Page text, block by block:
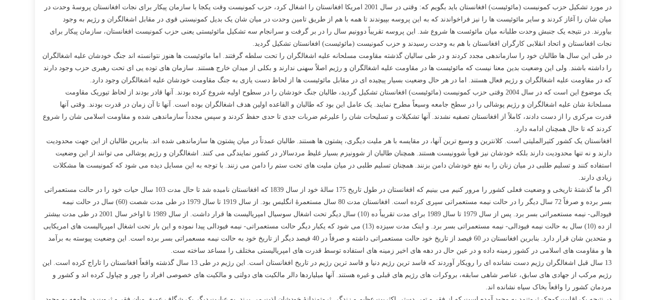
در مورد تشکیل حزب کمونیست (مائوئیست) افغانستان باید بگویم که: وقتی در سال 2001 امریکا افغانستان را اشغال کرد، حزب کمونیست وقت یکجا با سازمان پیکار برای نجات افغانستان پروسۀ وحدت در
میان شان را آغاز کردند و سایر مائوئیست ها را نیز فراخواندند که به این پروسه بپیوندند تا همه با هم از طریق تامین وحدت در میان شان یک بدیل کمونیستی قوی در مقابل اشغالگران و رژیم به وجود
بیاورند. در نتیجه یک جنبش وحدت طلبانه میان مائوئست ها شروع شد. این پروسه تقریباً دوونیم سال را در بر گرفت و سرانجام سه تشکیل مائوئیستی یعنی حزب کمونیست افغانستان، سازمان پیکار برای
نجات افغانستان و اتحاد انقلابی کارگران افغانستان با هم به وحدت رسیدند و حزب کمونیست (مائوئیست) افغانستان تشکیل گردید.
در طی این سال ها طالبان خود را سازماندهی مجدد کردند و در طی سالیان گذشته مقاومت مسلحانه علیه اشغالگران را تحت سلطه گرفتند. اما مائوئیست ها هنوز نتوانسته اند جنگ خودشان علیه اشغالگران
را داشته باشند. ولی این وضعیت بدین معنا نیست که مائوئیست ها در مقاومت علیه اشغالگران و رژیم اصلاً سهنی ندارند و بکلی از میدان خارج هستند. سازمان های توده یی ای تحت رهبری حزب وجود دارند
که در مقاومت علیه اشغالگران و رژیم فعال هستند. اما در هر حال وضعیت بسیار پیچیده ای در مقابل مائوئیست ها از لحاظ دست یازی به جنگ مقاومت خودشان علیه اشغالگران وجود دارد.
یک موضوع این است که در سال 2004 وقتی حزب کمونیست (مائوئیست) افغانستان تشکیل گردید، طالبان جنگ خودشان را در سطوح اولیه شروع کرده بودند. آنها قادر بودند از لحاظ تیوریک مقاومت
مسلحانۀ شان علیه اشغالگران و رژیم پوشالی را در سطح جامعه وسیعاً مطرح نمایند. یک عامل این بود که طالبان و القاعده اولین هدف اشغالگران بوده است. آنها تا آن زمان در قدرت بودند. وقتی آنها
قدرت مرکزی را از دست دادند، کاملاً از افغانستان تصفیه نشدند. آنها تشکیلات و تسلیحات شان را علیرغم ضربات جدی تا حدی حفظ کردند و سپس مجدداً سازماندهی شده و مقاومت اسلامی شان را شروع
کردند که تا حال همچنان ادامه دارد.
افغانستان یک کشور کثیرالملیتی است. کلانترین و وسیع ترین آنها، در مقایسه با هر ملیت دیگری، پشتون ها هستند. طالبان عمدتاً در میان پشتون ها سازماندهی شده اند. بنابرین طالبان از این جهت محدودیت
دارند و نه تنها محدودیت دارند بلکه خودشان نیز قویاً شوونیست هستند. همچنان طالبان از شوونیزم بسیار غلیظ مردسالار در کشور نمایندگی می کنند. اشغالگران و رژیم پوشالی می توانند از این وضعیت
استفاده کنند و تسلیم طلبی در میان زنان را به نفع خودشان دامن بزنند. همچنان تسلیم طلبی در میان ملیت های تحت ستم را دامن می زنند. با توجه به این مسایل دیده می شود که کمونیست ها مشکلات
زیادی دارند.
اگر ما گذشتۀ تاریخی و وضعیت فعلی کشور را مرور کنیم می بینیم که افغانستان در طول تاریخ 175 سالۀ خود از سال 1839 که افغانستان نامیده شد تا حال مدت 103 سال حیات خود را در حالت مستعمراتی
بسر برده و صرفاً 72 سال دیگر را در حالت نیمه مستعمراتی سپری کرده است. افغانستان مدت 80 سال مستعمرۀ انگلیس بود. از سال 1919 تا سال 1979 در طی مدت شصت (60) سال در حالت نیمه
فیودالی- نیمه مستعمراتی بسر برد. پس از سال 1979 تا سال 1989 برای مدت تقریباً ده (10) سال دیگر تحت اشغال سوسیال امپریالیست ها قرار داشت. از سال 1989 تا اواخر سال 2001 در طی مدت بیشتر
از ده (10) سال به حالت نیمه فیودالی- نیمه مستعمراتی بسر برد. و اینک مدت سیزده (13) می شود که یکبار دیگر حالت مستعمراتی- نیمه فیودالی پیدا نموده و این بار تحت اشغال امپریالیست های امریکایی
و متحدین شان قرار دارد. بنابرین افغانستان در 60 فیصد از تاریخ خود حالت مستعمراتی داشته و صرفاً در 40 فیصد دیگر از تاریخ خود به حالت نیمه مسعمراتی بسر برده است. این وضعیت پیوسته به برآمد
ها و مقاومت های اسلامی در کشور زمینه داده و در عین حال در دهه های اخیر زمینه های استفاده توسط قدرت های امپریالیستی مختلف را مساعد ساخته ست.
13 سال قبل اشغالگران رژیم دست نشانده ای را رویکار آوردند که فاسد ترین رژیم دنیا و فاسد ترین رژیم در تاریخ افغانستان است. این رژیم در طی 13 سال گذشته واقعاً افغانستان را تاراج کرده است. این
رژیم مرکب از جهادی های سابق، عناصر شاهی سابقه، بروکرات های رژیم های قبلی و غیره هستند. آنها میلیاردها دالر مالکیت های دولتی و مالکیت های خصوصی افراد را چور و چپاول کرده اند و کشور و
مردمان کشور را واقعاً بخاک سیاه نشانده اند.